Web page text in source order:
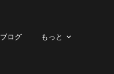
ブログ もっと